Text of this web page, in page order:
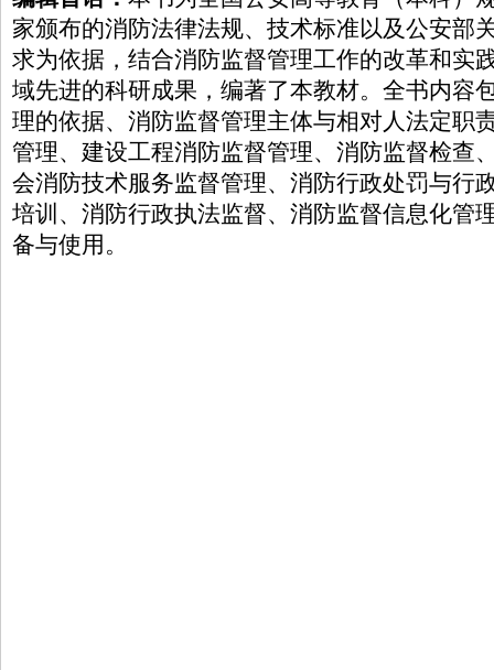
家颁布的消防法律法规、技术标准以及公安部
求为依据，结合消防监督管理工作的改革和实
域先进的科研成果，编著了本教材。全书内容
理的依据、消防监督管理主体与相对人法定职
管理、建设工程消防监督管理、消防监督检查
会消防技术服务监督管理、消防行政处罚与行
培训、消防行政执法监督、消防监督信息化管
备与使用。